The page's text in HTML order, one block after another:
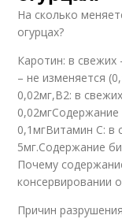
На сколько
огурцах?
Каротин: в свежих
– не изменяется
0,02мг,В2: в
0,1мгВитамин С: в
5мг.Содержание
Почему
консервировании
Причин